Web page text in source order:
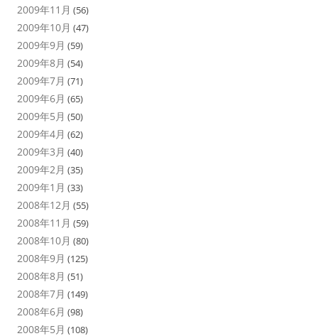
2009年11月 (56)
2009年10月 (47)
2009年9月 (59)
2009年8月 (54)
2009年7月 (71)
2009年6月 (65)
2009年5月 (50)
2009年4月 (62)
2009年3月 (40)
2009年2月 (35)
2009年1月 (33)
2008年12月 (55)
2008年11月 (59)
2008年10月 (80)
2008年9月 (125)
2008年8月 (51)
2008年7月 (149)
2008年6月 (98)
2008年5月 (108)